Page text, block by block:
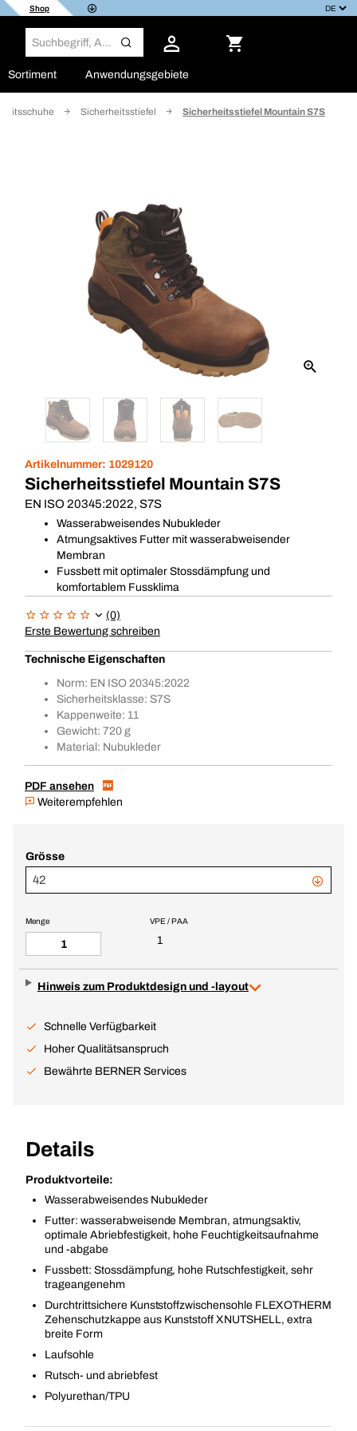
Shop
Sortiment Anwendungsgebiete
Sicherheitsstiefel Sicherheitsstiefel Mountain S7S
Artikelnummer: 1029120
Sicherheitsstiefel Mountain S7S
EN ISO 20345:2022, S7S
Wasserabweisendes Nubukleder
Atmungsaktives Futter mit wasserabweisender
Membran
Fussbett mit optimaler Stossdämpfung und
komfortablem Fussklima
(0)
Erste Bewertung schreiben
Technische Eigenschaften
Norm: EN ISO 20345:2022
Sicherheitsklasse: S7S
Kappenweite: 11
Gewicht: 720 g
Material: Nubukleder
PDF ansehen
Weiterempfehlen
Grösse
42
VPE / PAA
1
Menge
Hinweis zum Produktdesign und -layout
Schnelle Verfügbarkeit
Hoher Qualitätsanspruch
Bewährte BERNER Services
Details
Produktvorteile:
Wasserabweisendes Nubukleder
Futter: wasserabweisende Membran, atmungsaktiv,
optimale Abriebfestigkeit, hohe Feuchtigkeitsaufnahme
und -abgabe
Fussbett: Stossdämpfung, hohe Rutschfestigkeit, sehr
trageangenehm
Durchtrittsichere Kunststoffzwischensohle FLEXOTHERM
Zehenschutzkappe aus Kunststoff XNUTSHELL, extra
breite Form
Laufsohle
Rutsch- und abriebfest
Polyurethan/TPU